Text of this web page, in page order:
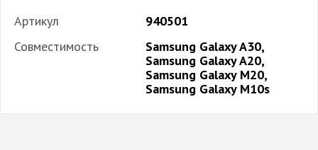
Артикул
940501
Совместимость
Samsung Galaxy A30,
Samsung Galaxy A20,
Samsung Galaxy M20,
Samsung Galaxy M10s